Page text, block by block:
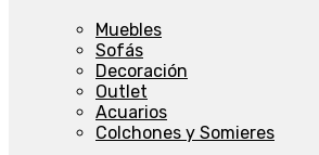
Muebles
Sofás
Decoración
Outlet
Acuarios
Colchones y Somieres